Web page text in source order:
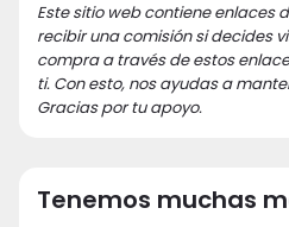
Este sitio web contiene enlaces
recibir una comisión si decides
compra a través de estos
ti. Con esto, nos ayudas a
Gracias por tu apoyo.
Tenemos muchas